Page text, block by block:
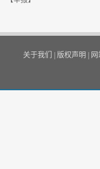
关于我们 | 版权声明 |